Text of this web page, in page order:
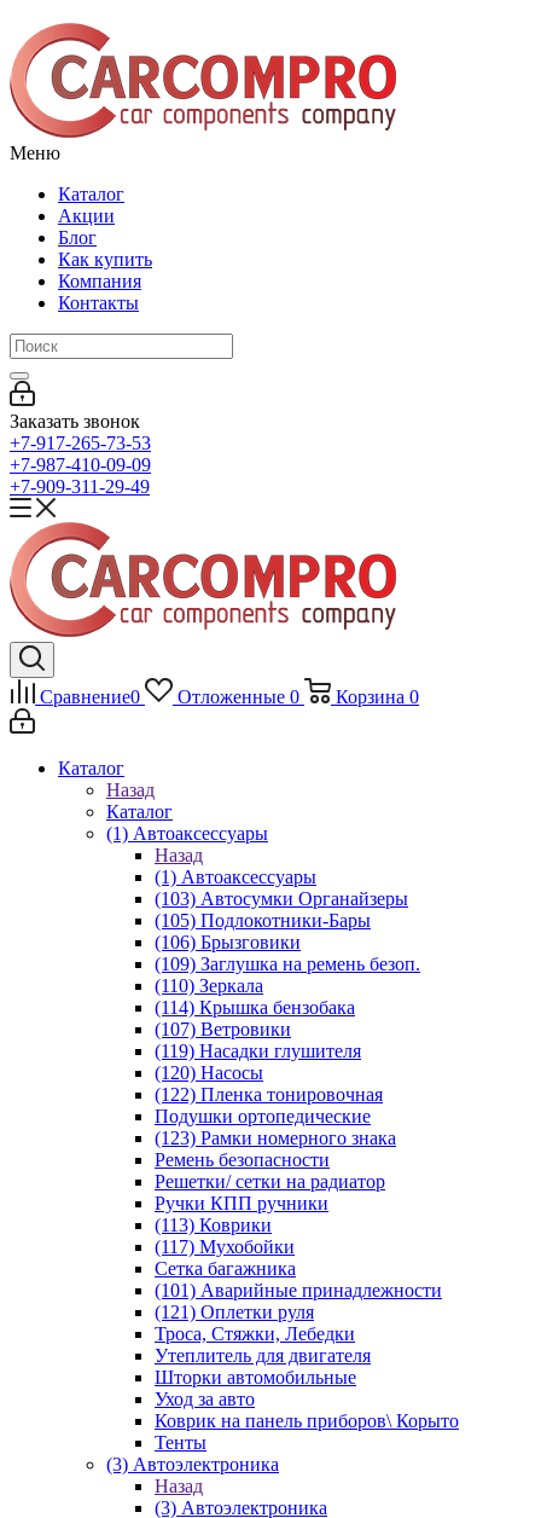
Меню
Каталог
Акции
Блог
Как купить
Компания
Контакты
Заказать звонок
+7-917-265-73-53
+7-987-410-09-09
+7-909-311-29-49
Сравнение0 Отложенные 0 Корзина 0
Каталог
Назад
Каталог
(1) Автоаксессуары
Назад
(1) Автоаксессуары
(103) Автосумки Органайзеры
(105) Подлокотники-Бары
(106) Брызговики
(109) Заглушка на ремень безоп.
(110) Зеркала
(114) Крышка бензобака
(107) Ветровики
(119) Насадки глушителя
(120) Насосы
(122) Пленка тонировочная
Подушки ортопедические
(123) Рамки номерного знака
Ремень безопасности
Решетки/ сетки на радиатор
Ручки КПП ручники
(113) Коврики
(117) Мухобойки
Сетка багажника
(101) Аварийные принадлежности
(121) Оплетки руля
Троса, Стяжки, Лебедки
Утеплитель для двигателя
Шторки автомобильные
Уход за авто
Коврик на панель приборов\ Корыто
Тенты
(3) Автоэлектроника
Назад
(3) Автоэлектроника